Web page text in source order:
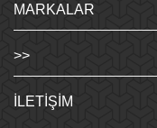
MARKALAR
>>
İLETIŞIM